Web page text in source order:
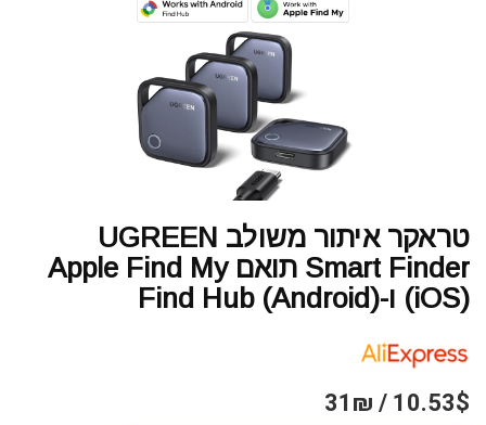
טראקר איתור משולב UGREEN
Smart Finder תואם Apple Find My
(iOS) ו-Find Hub (Android)
10.53$ / 31₪